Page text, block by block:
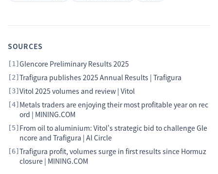
SOURCES
[1 ] Glencore Preliminary Results 2025
[2] Trafigura publishes 2025 Annual Results | Trafigura
[3] Vitol 2025 volumes and review | Vitol
[4] Metals traders are enjoying their most profitable year on rec
ord | MINING.COM
[5] From oil to aluminium: Vitol's strategic bid to challenge Gle
ncore and Trafigura | Al Circle
[6] Trafigura profit, volumes surge in first results since Hormuz
closure | MINING.COM